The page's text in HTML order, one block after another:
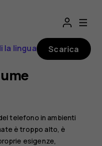
la lingua Scarica
telefono in ambienti
è troppo alto, è
esigenze,